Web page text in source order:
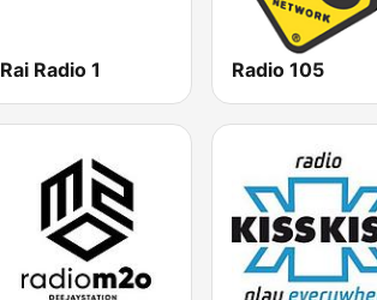
Rai Radio 1 Radio 105